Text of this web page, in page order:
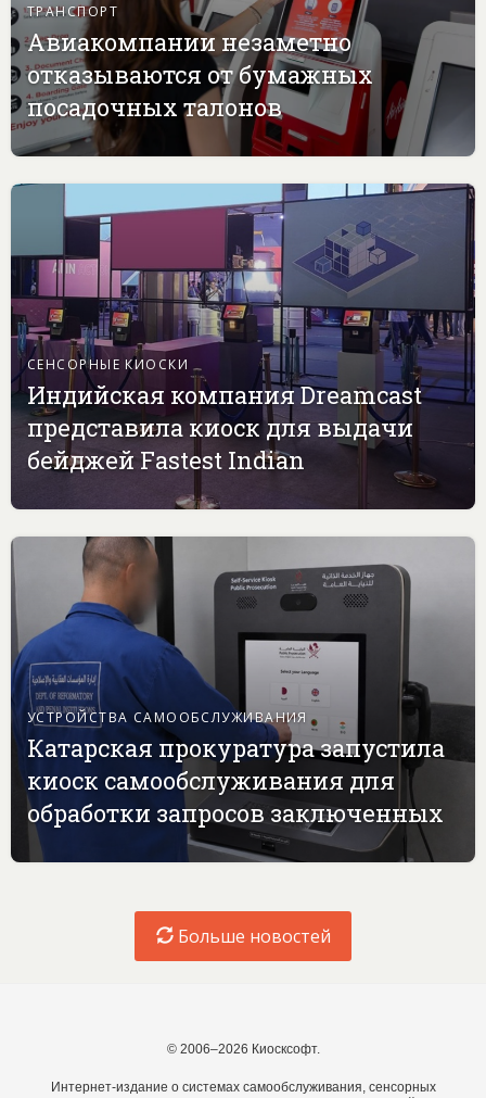
ТРАНСПОРТ
Авиакомпании незаметно
отказываются от бумажных
посадочных талонов
СЕНСОРНЫЕ КИОСКИ
Индийская компания Dreamcast
представила киоск для выдачи
бейджей Fastest Indian
УСТРОЙСТВА САМООБСЛУЖИВАНИЯ
Катарская прокуратура запустила
киоск самообслуживания для
обработки запросов заключенных
Больше новостей
© 2006–2026 Киосксофт.
Интернет-издание о системах самообслуживания, сенсорных